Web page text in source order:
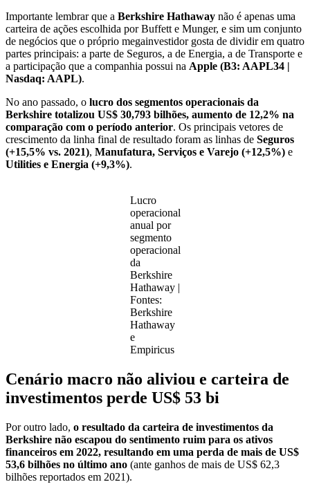
Importante lembrar que a Berkshire Hathaway não é apenas uma
carteira de ações escolhida por Buffett e Munger, e sim um conjunto
de negócios que o próprio megainvestidor gosta de dividir em quatro
partes principais: a parte de Seguros, a de Energia, a de Transporte e
a participação que a companhia possui na Apple (B3: AAPL34 |
Nasdaq: AAPL).
No ano passado, o lucro dos segmentos operacionais da
Berkshire totalizou US$ 30,793 bilhões, aumento de 12,2% na
comparação com o período anterior. Os principais vetores de
crescimento da linha final de resultado foram as linhas de Seguros
(+15,5% vs. 2021), Manufatura, Serviços e Varejo (+12,5%) e
Utilities e Energia (+9,3%).
Lucro
operacional
anual por
segmento
operacional
da
Berkshire
Hathaway |
Fontes:
Berkshire
Hathaway
e
Empiricus
Cenário macro não aliviou e carteira de
investimentos perde US$ 53 bi
Por outro lado, o resultado da carteira de investimentos da
Berkshire não escapou do sentimento ruim para os ativos
financeiros em 2022, resultando em uma perda de mais de US$
53,6 bilhões no último ano (ante ganhos de mais de US$ 62,3
bilhões reportados em 2021).